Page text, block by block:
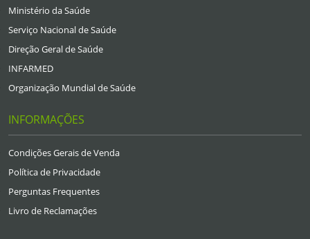
Ministério da Saúde
Serviço Nacional de Saúde
Direção Geral de Saúde
INFARMED
Organização Mundial de Saúde
INFORMAÇÕES
Condições Gerais de Venda
Política de Privacidade
Perguntas Frequentes
Livro de Reclamações